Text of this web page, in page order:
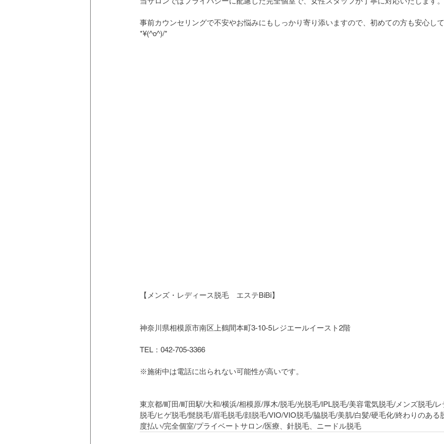
事前カウンセリングで不安やお悩みにもしっかり寄り添いますので、初めての方も安心し
*¥(^o^)/*
【メンズ・レディース脱毛　エステBiBi】
神奈川県相模原市南区上鶴間本町3-10-5レジエールイースト2階
TEL：042-705-3366
※施術中は電話に出られない可能性が高いです。
東京都/町田/町田駅/大和/横浜/相模原/厚木/脱毛/光脱毛/IPL脱毛/美容電気脱毛/メンズ脱毛/
脱毛/ヒゲ脱毛/髭脱毛/眉毛脱毛/顔脱毛/VIO/VIO脱毛/脇脱毛/美肌/白髪/硬毛化/終わりのある
度払い/完全個室/プライベートサロン/医療、針脱毛、ニードル脱毛